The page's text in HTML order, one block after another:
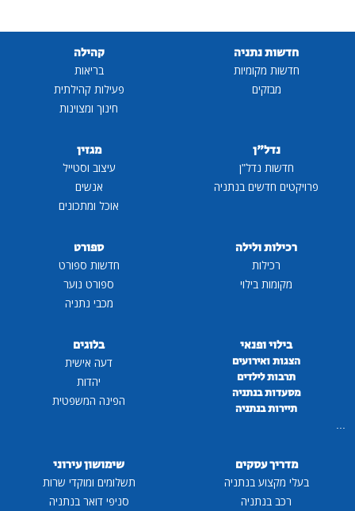
חדשות נתניה
חדשות מקומיות
מבזקים
קהילה
בריאות
פעילות קהילתית
חינוך ומצוינות
נדל"ן
חדשות נדל"ן
פרויקטים חדשים בנתניה
מגזין
עיצוב וסטייל
אנשים
אוכל ומתכונים
רכילות ולילה
רכילות
מקומות בילוי
ספורט
חדשות ספורט
ספורט נוער
מכבי נתניה
בילוי ופנאי
הצגות ואירועים
תרבות לילדים
מסעדות בנתניה
תיירות בנתניה
...
בלוגים
דעה אישית
יהדות
הפינה המשפטית
מדריך עסקים
בעלי מקצוע בנתניה
רכב בנתניה
שימושון עירוני
תשלומים ומוקדי שרות
סניפי דואר בנתניה